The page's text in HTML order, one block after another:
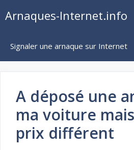
auArnaques-Internet.info
Signaler une arnaque sur Internet
A déposé une
ma voiture
prix différent